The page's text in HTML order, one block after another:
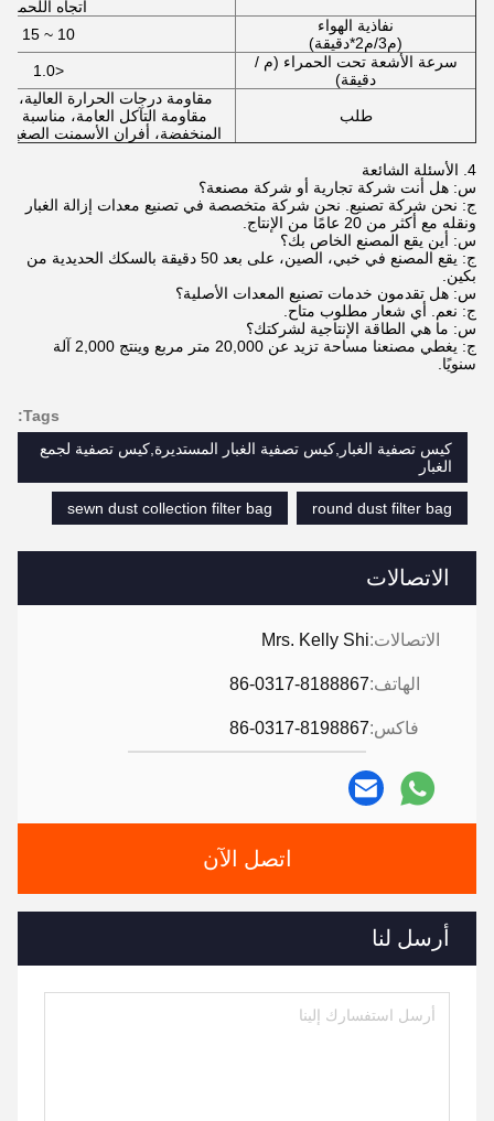
الاتصالات
الاتصالات:Mrs. Kelly Shi
الهاتف:86-0317-8188867
فاكس:86-0317-8198867
اتصل الآن
أرسل لنا
اتجاه اللحمة
نفاذية الهواء
(م3/م2*دقيقة)
10 ~ 15
سرعة الأشعة تحت الحمراء (م /
دقيقة)
<1.0
طلب
مقاومة درجات الحرارة العالية،
مقاومة التآكل العامة، مناسبة
المنخفضة، أفران الأسمنت
4. الأسئلة الشائعة
س: هل أنت شركة تجارية أو شركة مصنعة؟
ج: نحن شركة تصنيع. نحن شركة متخصصة في تصنيع معدات إزالة الغبار
ونقله مع أكثر من 20 عامًا من الإنتاج.
س: أين يقع المصنع الخاص بك؟
ج: يقع المصنع في خبي، الصين، على بعد 50 دقيقة بالسكك الحديدية من
بكين.
س: هل تقدمون خدمات تصنيع المعدات الأصلية؟
ج: نعم. أي شعار مطلوب متاح.
س: ما هي الطاقة الإنتاجية لشركتك؟
ج: يغطي مصنعنا مساحة تزيد عن 20,000 متر مربع وينتج 2,000 آلة
سنويًا.
Tags:
كيس تصفية الغبار,كيس تصفية الغبار المستديرة,كيس تصفية لجمع
الغبار
round dust filter bag
sewn dust collection filter bag